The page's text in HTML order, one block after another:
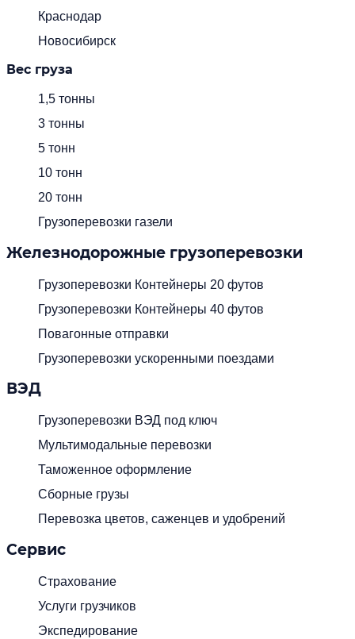
Краснодар
Новосибирск
Вес груза
1,5 тонны
3 тонны
5 тонн
10 тонн
20 тонн
Грузоперевозки газели
Железнодорожные грузоперевозки
Грузоперевозки Контейнеры 20 футов
Грузоперевозки Контейнеры 40 футов
Повагонные отправки
Грузоперевозки ускоренными поездами
ВЭД
Грузоперевозки ВЭД под ключ
Мультимодальные перевозки
Таможенное оформление
Сборные грузы
Перевозка цветов, саженцев и удобрений
Сервис
Страхование
Услуги грузчиков
Экспедирование